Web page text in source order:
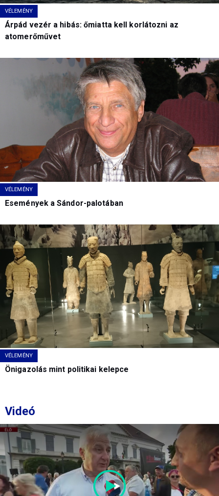
VÉLEMÉNY
Árpád vezér a hibás: őmiatta kell korlátozni az
atomerőművet
VÉLEMÉNY
Események a Sándor-palotában
VÉLEMÉNY
Önigazolás mint politikai kelepce
Videó